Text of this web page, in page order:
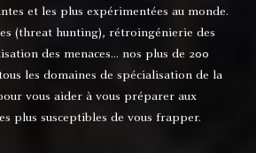
et les plus expérimentées au monde.
(threat hunting), rétroingénierie des
des menaces… nos plus de 200
les domaines de spécialisation de la
vous aider à vous préparer aux
plus susceptibles de vous frapper.